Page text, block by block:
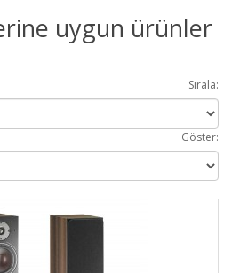
uygun ürünler
Sırala:
Göster: